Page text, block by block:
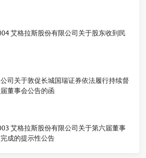
艾格拉斯股份有限公司关于股东收到民
司关于敦促长城国瑞证券依法履行持续督
董事会公告的函
艾格拉斯股份有限公司关于第六届董事
成的提示性公告